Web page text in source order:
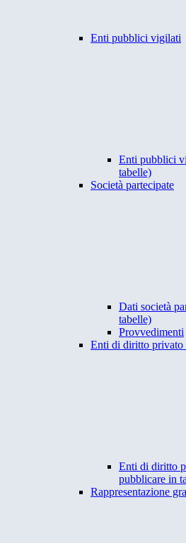
Enti pubblici vigilati
Enti pubblici
tabelle)
Società partecipate
Dati società
tabelle)
Provvedimenti
Enti di diritto privato
Enti di diritto
pubblicare in
Rappresentazione